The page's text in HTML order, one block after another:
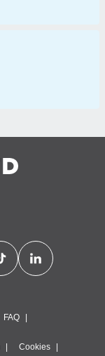
FAQ
Cookies